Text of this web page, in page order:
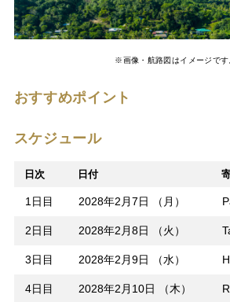
※画像・航路図はイメージです
おすすめポイント
スケジュール
日次 日付
1日目 2028年2月7日 （月）
2日目 2028年2月8日 （火）
3日目 2028年2月9日 （水）
4日目 2028年2月10日 （木）